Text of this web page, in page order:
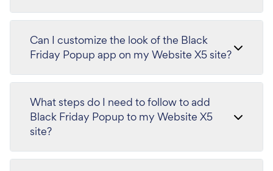
Can I customize the look of the Black
Friday Popup app on my Website X5 site?
What steps do I need to follow to add
Black Friday Popup to my Website X5
site?